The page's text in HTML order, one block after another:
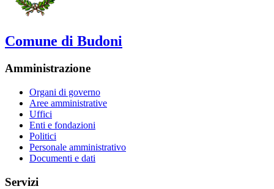
Comune di Budoni
Amministrazione
Organi di governo
Aree amministrative
Uffici
Enti e fondazioni
Politici
Personale amministrativo
Documenti e dati
Servizi